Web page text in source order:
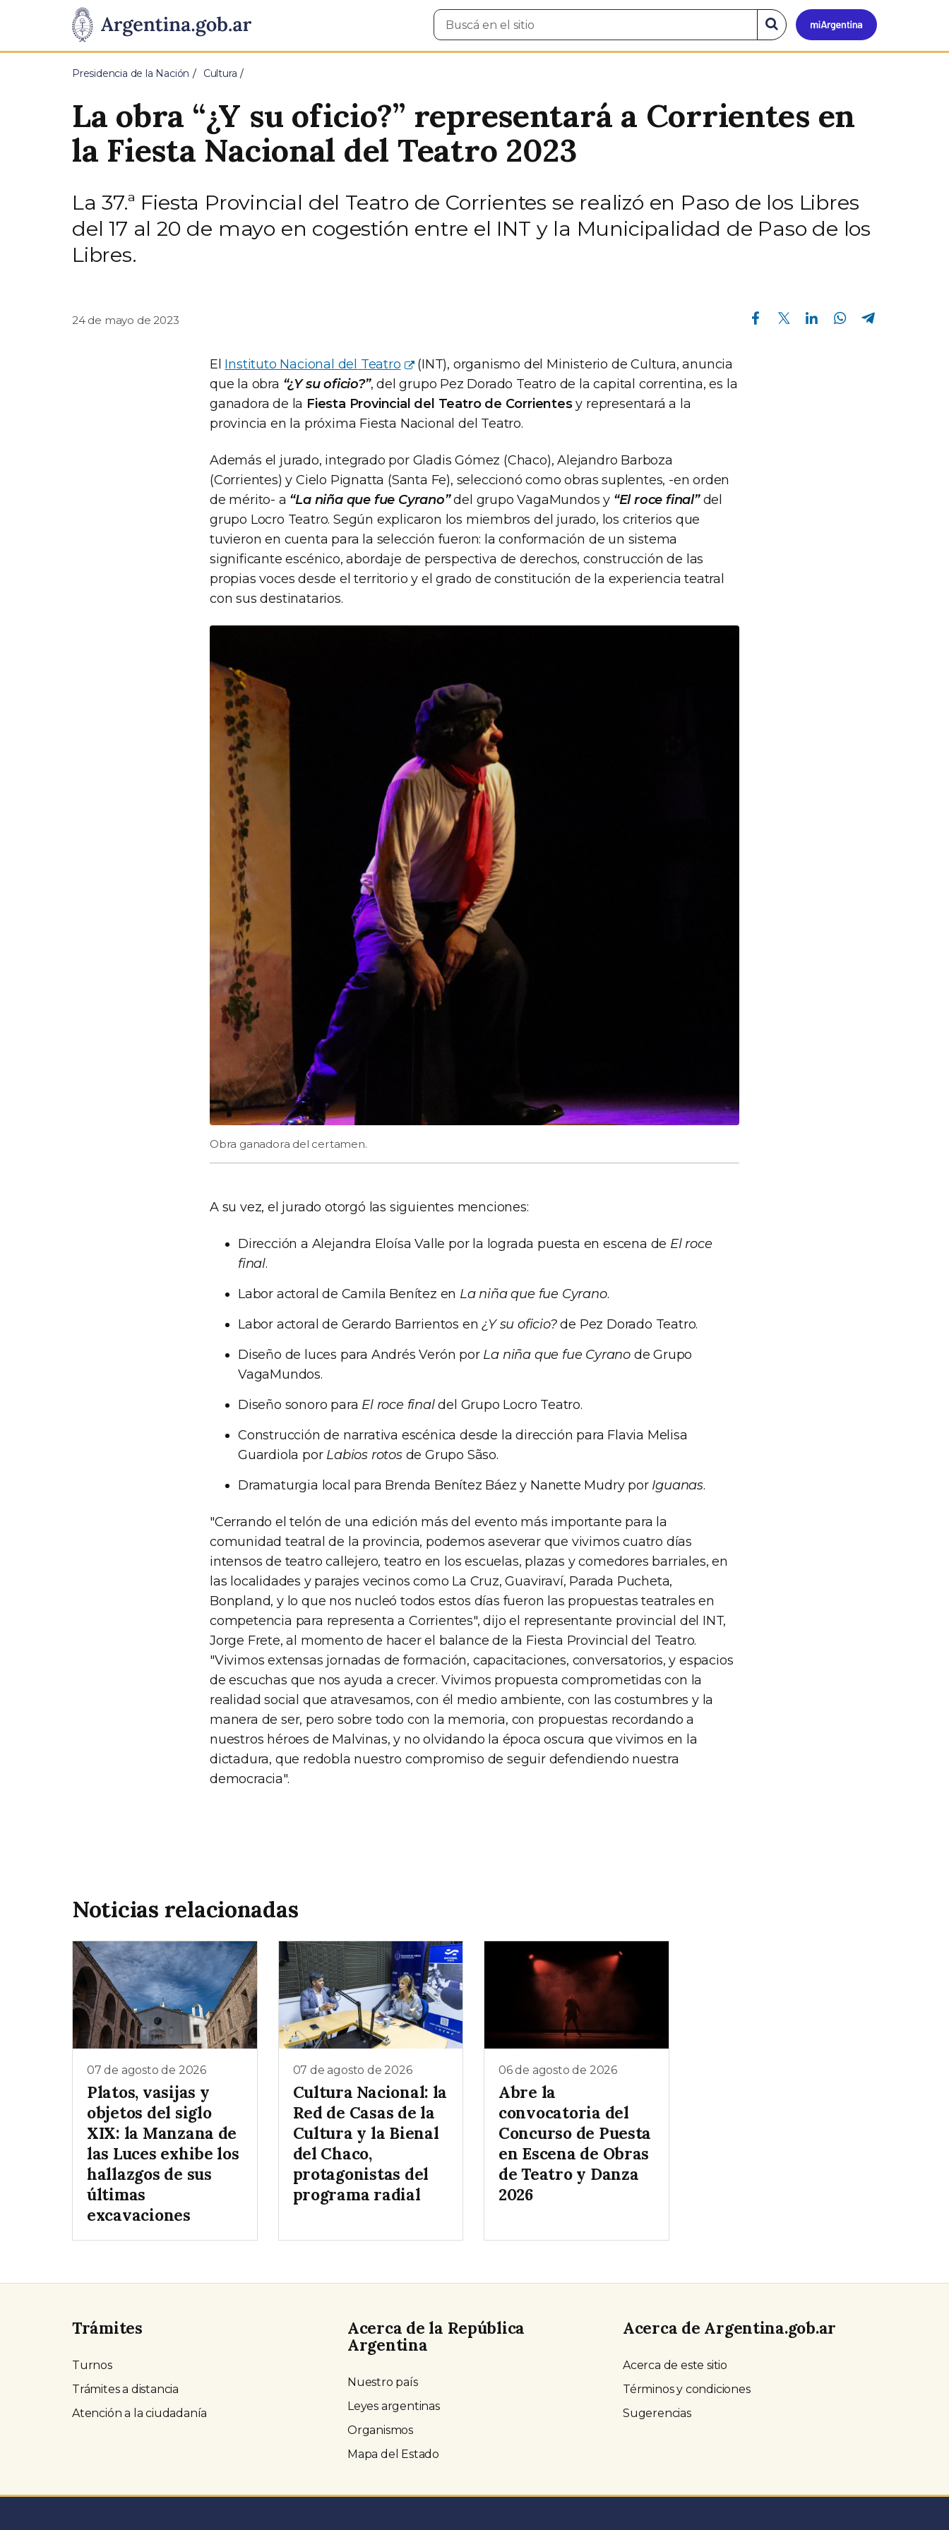
Presidencia
de
Pasar al contenido principal
Mi
Buscar
en
Buscar
en
el
Presidencia de la Nación Cultura
La obra “¿Y su oficio?” representará a Corrientes en
la Fiesta Nacional del Teatro 2023
La 37.ª Fiesta Provincial del Teatro de Corrientes se realizó en Paso de los Libres
del 17 al 20 de mayo en cogestión entre el INT y la Municipalidad de Paso de los
Libres.
24 de mayo de 2023
Compartir en Facebook Compartir en Twitter Compartir en Linkedin Compartir en Whatsapp
El Instituto Nacional del Teatro
(INT), organismo del Ministerio de Cultura, anuncia
que la obra “¿Y su oficio?”, del grupo Pez Dorado Teatro de la capital correntina, es la
ganadora de la Fiesta Provincial del Teatro de Corrientesy representará a la
provincia en la próxima Fiesta Nacional del Teatro.
Además el jurado, integrado por Gladis Gómez (Chaco), Alejandro Barboza
(Corrientes) y Cielo Pignatta (Santa Fe), seleccionó como obras suplentes, -en orden
de mérito- a “La niña que fue Cyrano”del grupo VagaMundos y “El roce final”del
grupo Locro Teatro. Según explicaron los miembros del jurado, los criterios que
tuvieron en cuenta para la selección fueron: la conformación de un sistema
significante escénico, abordaje de perspectiva de derechos, construcción de las
propias voces desde el territorio y el grado de constitución de la experiencia teatral
con sus destinatarios.
Obra ganadora del certamen.
A su vez, el jurado otorgó las siguientes menciones:
Dirección a Alejandra Eloísa Valle por la lograda puesta en escena de El roce
final.
Labor actoral de Camila Benítez en La niña que fue Cyrano.
Labor actoral de Gerardo Barrientos en¿Y su oficio?de Pez Dorado Teatro.
Diseño de luces para Andrés Verón por La niña que fue Cyrano de Grupo
VagaMundos.
Diseño sonoro para El roce finaldel Grupo Locro Teatro.
Construcción de narrativa escénica desde la dirección para Flavia Melisa
Guardiola por Labios rotosde Grupo Sãso.
Dramaturgia local para Brenda Benítez Báez y Nanette Mudry por Iguanas.
"Cerrando el telón de una edición más del evento más importante para la
comunidad teatral de la provincia, podemos aseverar que vivimos cuatro días
intensos de teatro callejero, teatro en los escuelas, plazas y comedores barriales, en
las localidades y parajes vecinos como La Cruz, Guaviraví, Parada Pucheta,
Bonpland, y lo que nos nucleó todos estos días fueron las propuestas teatrales en
competencia para representa a Corrientes", dijo el representante provincial del INT,
Jorge Frete, al momento de hacer el balance de la Fiesta Provincial del Teatro.
"Vivimos extensas jornadas de formación, capacitaciones, conversatorios, y espacios
de escuchas que nos ayuda a crecer. Vivimos propuesta comprometidas con la
realidad social que atravesamos, con él medio ambiente, con las costumbres y la
manera de ser, pero sobre todo con la memoria, con propuestas recordando a
nuestros héroes de Malvinas, y no olvidando la época oscura que vivimos en la
dictadura, que redobla nuestro compromiso de seguir defendiendo nuestra
democracia".
Noticias relacionadas
07 de agosto de 2026
Platos, vasijas y
objetos del siglo
XIX: la Manzana de
las Luces exhibe los
hallazgos de sus
últimas
excavaciones
07 de agosto de 2026
Cultura Nacional: la
Red de Casas de la
Cultura y la Bienal
del Chaco,
protagonistas del
programa radial
06 de agosto de 2026
Abre la
convocatoria del
Concurso de Puesta
en Escena de Obras
de Teatro y Danza
2026
Trámites
Turnos
Trámites a distancia
Atención a la ciudadanía
Acerca de la República
Argentina
Nuestro país
Leyes argentinas
Organismos
Mapa del Estado
Acerca de Argentina.gob.ar
Acerca de este sitio
Términos y condiciones
Sugerencias